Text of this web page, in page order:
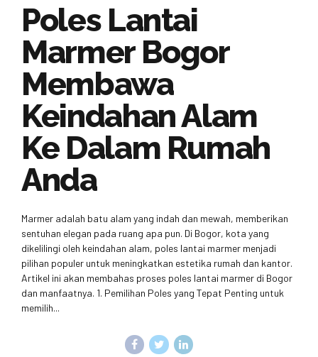
Poles Lantai
Marmer Bogor
Membawa
Keindahan Alam
Ke Dalam Rumah
Anda
Marmer adalah batu alam yang indah dan mewah, memberikan
sentuhan elegan pada ruang apa pun. Di Bogor, kota yang
dikelilingi oleh keindahan alam, poles lantai marmer menjadi
pilihan populer untuk meningkatkan estetika rumah dan kantor.
Artikel ini akan membahas proses poles lantai marmer di Bogor
dan manfaatnya. 1. Pemilihan Poles yang Tepat Penting untuk
memilih...